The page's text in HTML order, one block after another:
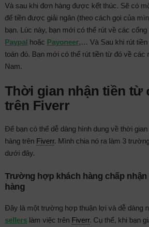
Và sau khi đơn hàng được kết thúc. Sẽ có
để tiền được giải ngân (theo cách gọi của
bạn. Lúc này, bạn mới có thể rút về các
Paypal hoặc Payoneer,… Và Sau khi rút
toán đó. Bạn mới có thể rút tiền từ đó về các
Nam.
Thời gian nhận tiền từ
trên Fiverr
Để bạn có thể dễ dàng hình dung về thời
hàng trên Fiverr. Mình chia nó ra làm 3
dưới đây.
Trường hợp khách hàng chấp
hàng
Đây là một trường hợp thuận lợi và dễ dàng
sellers làm việc trên Fiverr. Cụ thể, khi bạn